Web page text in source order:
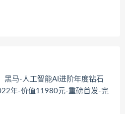
黑马-人工智能AI进阶年度钻石
年-价值11980元-重磅首发-完